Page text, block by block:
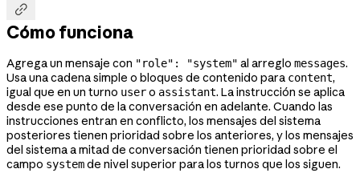

Cómo funciona
Agrega un mensaje con "role": "system" al arreglo messages.
Usa una cadena simple o bloques de contenido para content,
igual que en un turno usero assistant. La instrucción se aplica
desde ese punto de la conversación en adelante. Cuando las
instrucciones entran en conflicto, los mensajes del sistema
posteriores tienen prioridad sobre los anteriores, y los mensajes
del sistema a mitad de conversación tienen prioridad sobre el
campo systemde nivel superior para los turnos que los siguen.